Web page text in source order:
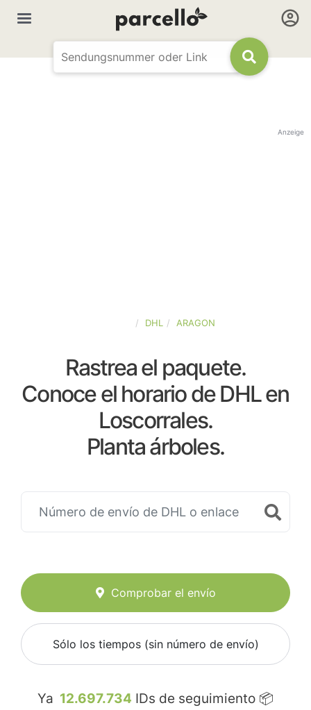
Anzeige
DHL ARAGON
Rastrea el paquete.
Conoce el horario de DHL en
Loscorrales.
Planta árboles.
Comprobar el envío
Sólo los tiempos (sin número de envío)
Ya 12.697.734 IDs de seguimiento 📦